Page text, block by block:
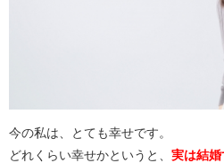
今の私は、とても幸せです。
どれくらい幸せかというと、 実は結